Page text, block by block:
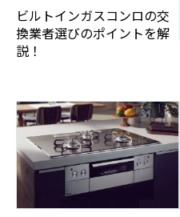
ビルトインガスコンロの交
換業者選びのポイントを解
説！